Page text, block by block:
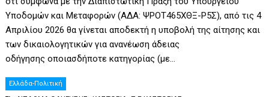
Υποδομών και Μεταφορών (ΑΔΑ: ΨΡΟΤ465ΧΘΞ-Ρ5Σ), από τις 4
Απριλίου 2026 θα γίνεται αποδεκτή η υποβολή της αίτησης και
των δικαιολογητικών για ανανέωση άδειας
οδήγησης οποιασδήποτε κατηγορίας (με…
Ελλάδα-Πολιτική